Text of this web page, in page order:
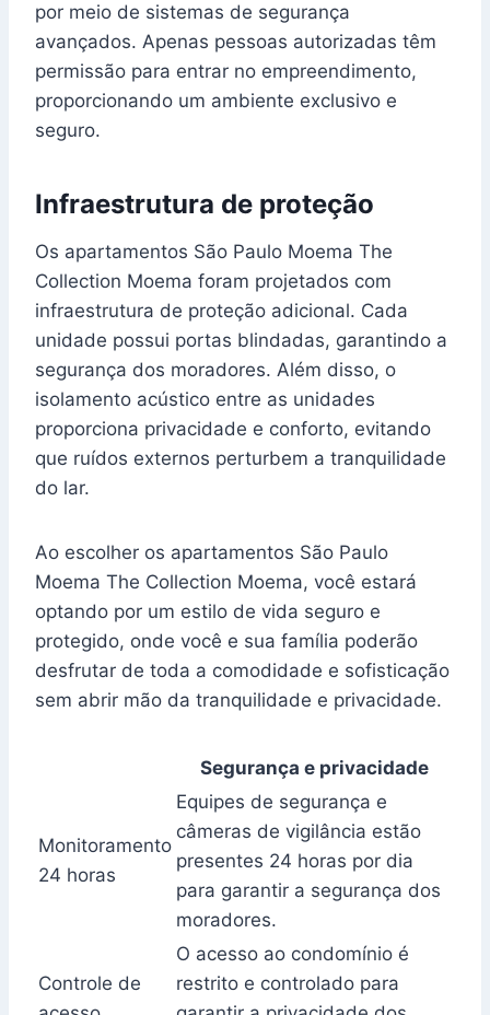
por meio de sistemas de segurança
avançados. Apenas pessoas autorizadas têm
permissão para entrar no empreendimento,
proporcionando um ambiente exclusivo e
seguro.
Infraestrutura de proteção
Os apartamentos São Paulo Moema The
Collection Moema foram projetados com
infraestrutura de proteção adicional. Cada
unidade possui portas blindadas, garantindo a
segurança dos moradores. Além disso, o
isolamento acústico entre as unidades
proporciona privacidade e conforto, evitando
que ruídos externos perturbem a tranquilidade
do lar.
Ao escolher os apartamentos São Paulo
Moema The Collection Moema, você estará
optando por um estilo de vida seguro e
protegido, onde você e sua família poderão
desfrutar de toda a comodidade e sofisticação
sem abrir mão da tranquilidade e privacidade.
Segurança e privacidade
Monitoramento
24 horas
Equipes de segurança e
câmeras de vigilância estão
presentes 24 horas por dia
para garantir a segurança dos
moradores.
Controle de
O acesso ao condomínio é
restrito e controlado para